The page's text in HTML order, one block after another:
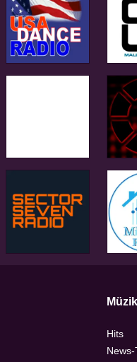
Hits
News-